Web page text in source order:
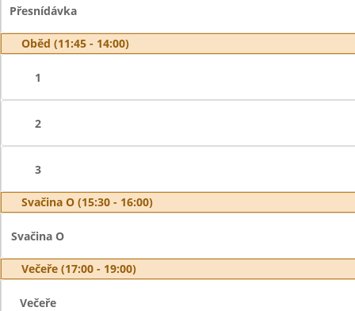
Přesnídávka
Oběd (11:45 - 14:00)
1
2
3
Svačina O (15:30 - 16:00)
Svačina O
Večeře (17:00 - 19:00)
Večeře